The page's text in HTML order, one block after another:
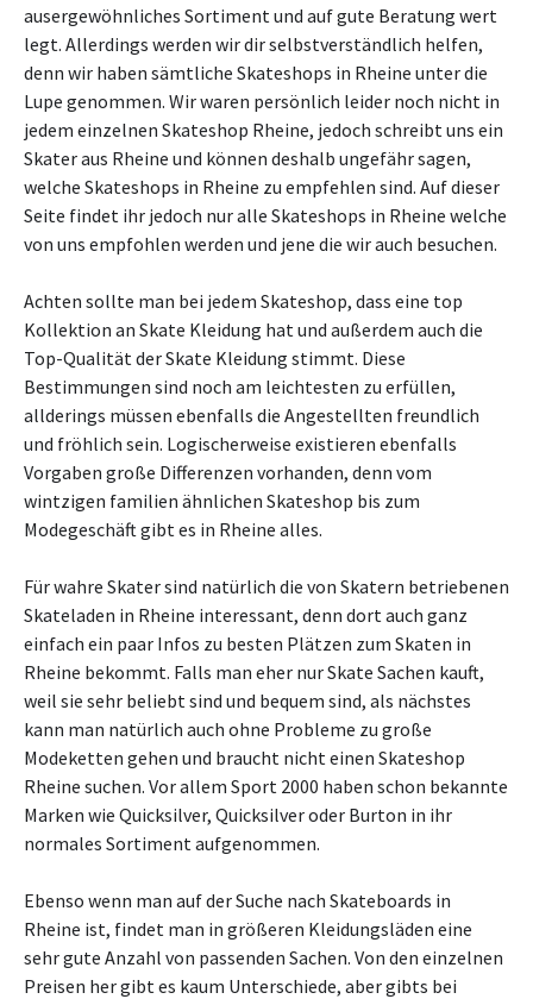
ausergewöhnliches Sortiment und auf gute Beratung wert
legt. Allerdings werden wir dir selbstverständlich helfen,
denn wir haben sämtliche Skateshops in Rheine unter die
Lupe genommen. Wir waren persönlich leider noch nicht in
jedem einzelnen Skateshop Rheine, jedoch schreibt uns ein
Skater aus Rheine und können deshalb ungefähr sagen,
welche Skateshops in Rheine zu empfehlen sind. Auf dieser
Seite findet ihr jedoch nur alle Skateshops in Rheine welche
von uns empfohlen werden und jene die wir auch besuchen.
Achten sollte man bei jedem Skateshop, dass eine top
Kollektion an Skate Kleidung hat und außerdem auch die
Top-Qualität der Skate Kleidung stimmt. Diese
Bestimmungen sind noch am leichtesten zu erfüllen,
allderings müssen ebenfalls die Angestellten freundlich
und fröhlich sein. Logischerweise existieren ebenfalls
Vorgaben große Differenzen vorhanden, denn vom
wintzigen familien ähnlichen Skateshop bis zum
Modegeschäft gibt es in Rheine alles.
Für wahre Skater sind natürlich die von Skatern betriebenen
Skateladen in Rheine interessant, denn dort auch ganz
einfach ein paar Infos zu besten Plätzen zum Skaten in
Rheine bekommt. Falls man eher nur Skate Sachen kauft,
weil sie sehr beliebt sind und bequem sind, als nächstes
kann man natürlich auch ohne Probleme zu große
Modeketten gehen und braucht nicht einen Skateshop
Rheine suchen. Vor allem Sport 2000 haben schon bekannte
Marken wie Quicksilver, Quicksilver oder Burton in ihr
normales Sortiment aufgenommen.
Ebenso wenn man auf der Suche nach Skateboards in
Rheine ist, findet man in größeren Kleidungsläden eine
sehr gute Anzahl von passenden Sachen. Von den einzelnen
Preisen her gibt es kaum Unterschiede, aber gibts bei